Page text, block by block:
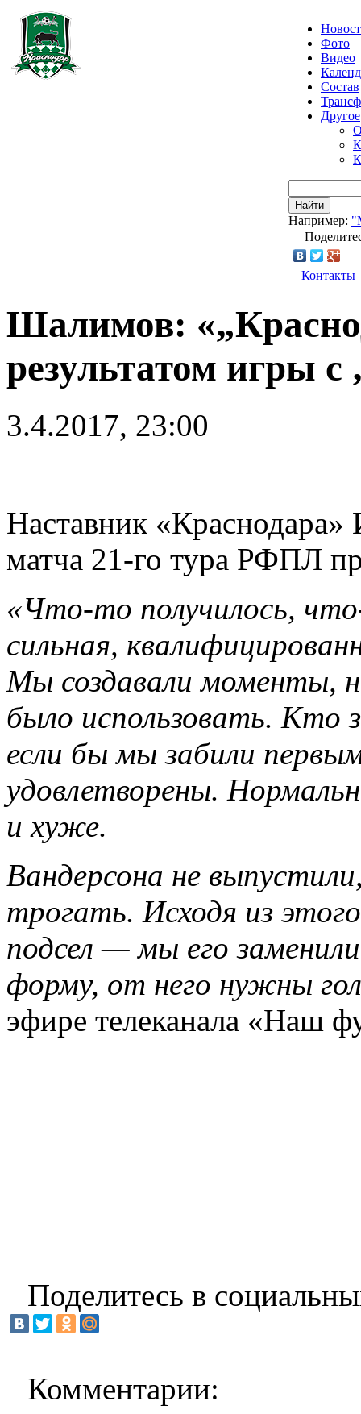
Фото
Видео
Состав
Другое
Найти
Например:
Контакты
Шалимов:
результатом игры с
3.4.2017, 23:00
Наставник
матча 21-го тура РФПЛ
«Что-то получилось,
сильная,
Мы создавали моменты,
было использовать. Кто
если бы мы забили
удовлетворены.
и хуже.
Вандерсона не
трогать. Исходя из
подсел — мы его
форму, от него нужны
эфире телеканала «Наш
Поделитесь в
Комментарии: